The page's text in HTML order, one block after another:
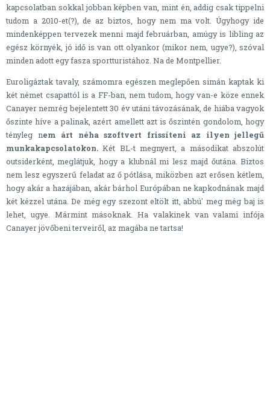
kapcsolatban sokkal jobban képben van, mint én, addig csak tippelni
tudom a 2010-et(?), de az biztos, hogy nem ma volt. Úgyhogy ide
mindenképpen tervezek menni majd februárban, amúgy is libling az
egész környék, jó idő is van ott olyankor (mikor nem, ugye?), szóval
minden adott egy fasza sportturistához. Na de Montpellier.
Euroligáztak tavaly, számomra egészen meglepően simán kaptak ki
két német csapattól is a FF-ban, nem tudom, hogy van-e köze ennek
Canayer nemrég bejelentett 30 év utáni távozásának, de hiába vagyok
őszinte híve a palinak, azért amellett azt is őszintén gondolom, hogy
tényleg nem árt néha szoftvert frissíteni az ilyen jellegű
munkakapcsolatokon. Két BL-t megnyert, a másodikat abszolút
outsiderként, meglátjuk, hogy a klubnál mi lesz majd őutána. Biztos
nem lesz egyszerű feladat az ő pótlása, miközben azt erősen kétlem,
hogy akár a hazájában, akár bárhol Európában ne kapkodnának majd
két kézzel utána. De még egy szezont eltölt itt, abbú' meg még baj is
lehet, ugye. Mármint másoknak. Ha valakinek van valami infója
Canayer jövőbeni terveiről, az magába ne tartsa!